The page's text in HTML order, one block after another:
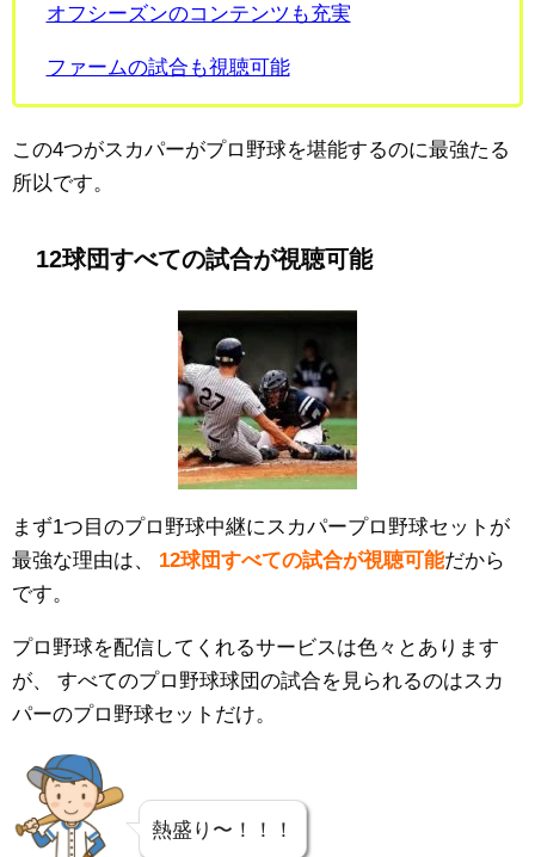
オフシーズンのコンテンツも充実
ファームの試合も視聴可能
この4つがスカパーがプロ野球を堪能するのに最強たる
所以です。
12球団すべての試合が視聴可能
まず1つ目のプロ野球中継にスカパープロ野球セットが
最強な理由は、
12球団すべての試合が視聴可能だから
です。
プロ野球を配信してくれるサービスは色々とあります
が、
すべてのプロ野球球団の試合を見られるのはスカ
パーのプロ野球セットだけ。
熱盛り〜！！！